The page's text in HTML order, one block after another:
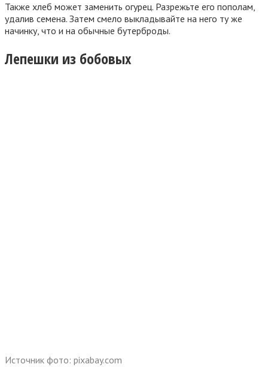
Также хлеб может заменить огурец. Разрежьте его пополам,
удалив семена. Затем смело выкладывайте на него ту же
начинку, что и на обычные бутерброды.
Лепешки из бобовых
Источник фото: pixabay.com